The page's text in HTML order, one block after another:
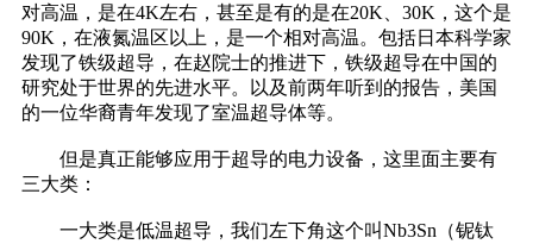
对高温，是在4K左右，甚至是有的是在20K、30K，这个是
90K，在液氮温区以上，是一个相对高温。包括日本科学家
发现了铁级超导，在赵院士的推进下，铁级超导在中国的
研究处于世界的先进水平。以及前两年听到的报告，美国
的一位华裔青年发现了室温超导体等。
但是真正能够应用于超导的电力设备，这里面主要有
三大类：
一大类是低温超导，我们左下角这个叫Nb3Sn（铌钛